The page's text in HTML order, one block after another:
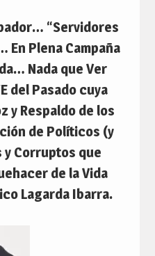
“Servidores
En Plena Campaña
Nada que Ver
del Pasado cuya
y Respaldo de los
de Políticos (y
Corruptos que
de la Vida
Lagarda Ibarra.